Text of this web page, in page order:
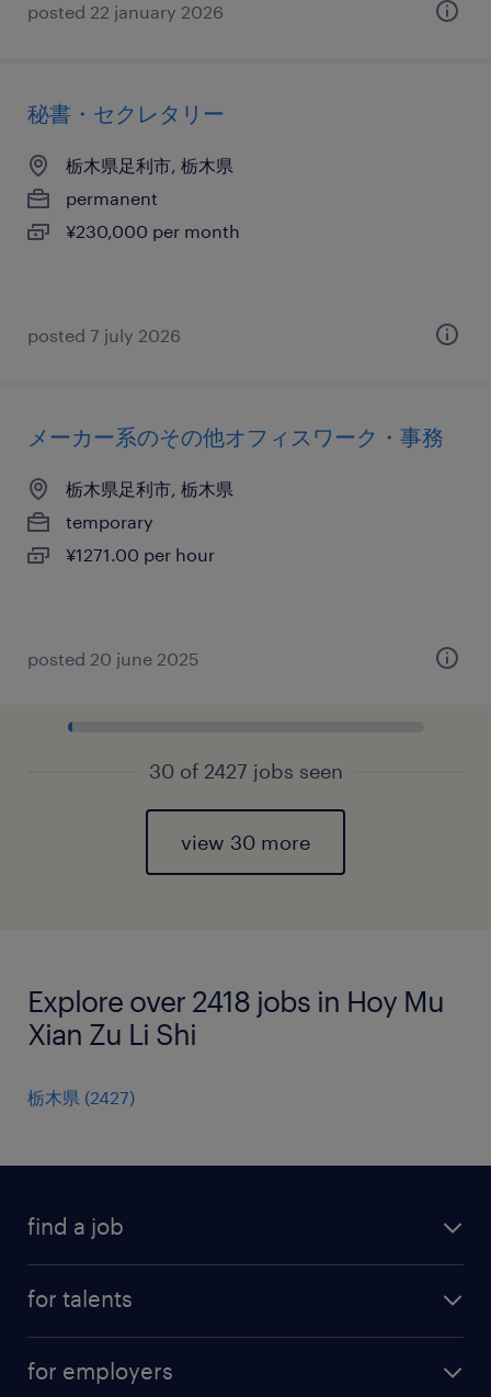
posted 22 january 2026
秘書・セクレタリー
栃木県足利市, 栃木県
permanent
¥230,000 per month
posted 7 july 2026
メーカー系のその他オフィスワーク・事務
栃木県足利市, 栃木県
temporary
¥1271.00 per hour
posted 20 june 2025
30 of 2427 jobs seen
view 30 more
Explore over 2418 jobs in Hoy Mu
Xian Zu Li Shi
栃木県 (2427)
find a job
for talents
professional career
for employers